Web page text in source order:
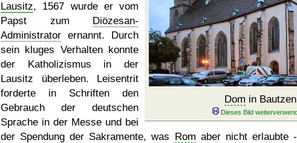
Dom in Bautzen
Lausitz, 1567 wurde er vom
Papst zum Diözesan-
Administrator ernannt. Durch
sein kluges Verhalten konnte
der Katholizismus in der
Lausitz überleben. Leisentrit
forderte in Schriften den
Gebrauch der deutschen
Sprache in der Messe und bei
der Spendung der Sakramente, was Rom aber nicht erlaubte -